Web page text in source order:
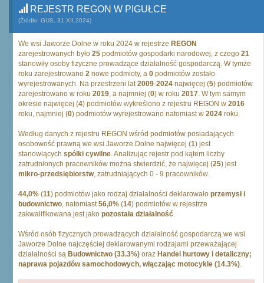
REJESTR REGON W PIGUŁCE
(Źródło: GUS, 31.XII.2024)
We wsi Jaworze Dolne w roku 2024 w rejestrze REGON
zarejestrowanych było 25 podmiotów gospodarki narodowej, z czego 21
stanowiły osoby fizyczne prowadzące działalność gospodarczą. W tymże
roku zarejestrowano 2 nowe podmioty, a 0 podmiotów zostało
wyrejestrowanych. Na przestrzeni lat2009-2024 najwięcej (5) podmiotów
zarejestrowano w roku 2019, a najmniej (0) w roku 2017. W tym samym
okresie najwięcej (4) podmiotów wykreślono z rejestru REGON w 2016
roku, najmniej (0) podmiotów wyrejestrowano natomiast w 2024 roku.
Według danych z rejestru REGON wśród podmiotów posiadających
osobowość prawną we wsi Jaworze Dolne najwięcej (1) jest
stanowiących spólki cywilne. Analizując rejestr pod kątem liczby
zatrudnionych pracowników można stwierdzić, że najwięcej (25) jest
mikro-przedsiębiorstw, zatrudniających 0 - 9 pracowników.
44,0% (11) podmiotów jako rodzaj działalności deklarowało przemysł i
budownictwo, natomiast56,0% (14) podmiotów w rejestrze
zakwalifikowana jest jako pozostała działalność.
Wśród osób fizycznych prowadzących działalność gospodarczą we wsi
Jaworze Dolne najczęściej deklarowanymi rodzajami przeważającej
działalności są Budownictwo (33.3%) oraz Handel hurtowy i detaliczny;
naprawa pojazdów samochodowych, włączając motocykle (14.3%).